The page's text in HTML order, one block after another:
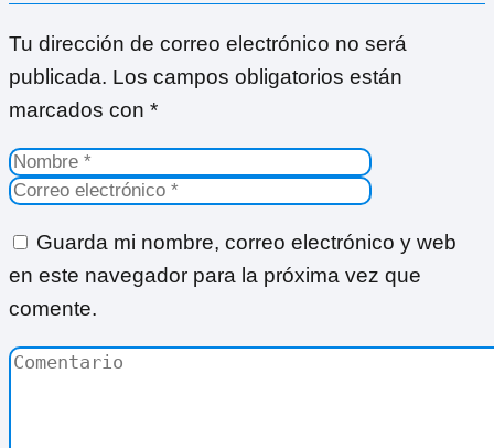
Tu dirección de correo electrónico no será
publicada. Los campos obligatorios están
marcados con *
Guarda mi nombre, correo electrónico y web
en este navegador para la próxima vez que
comente.